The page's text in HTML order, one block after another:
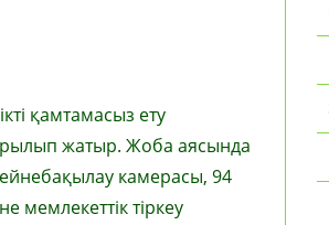
қамтамасыз ету
жатыр. Жоба аясында
камерасы, 94
мемлекеттік тіркеу